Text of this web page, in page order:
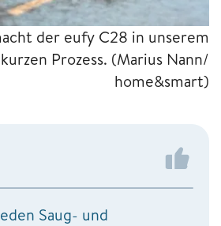
der eufy C28 in unserem
Prozess. (Marius Nann/
home&smart)
Saug- und